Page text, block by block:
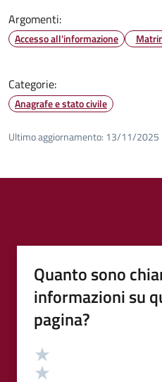
Argomenti:
Accesso all'informazione
Categorie:
Anagrafe e stato civile
Ultimo aggiornamento: 13/11/2025
Quanto sono
informazioni su
pagina?
Valutazione